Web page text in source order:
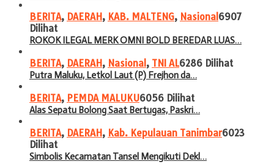
BERITA, DAERAH, KAB. MALTENG, Nasional 6907
Dilihat
ROKOK ILEGAL MERK OMNI BOLD BEREDAR LUAS…
BERITA, DAERAH, Nasional , TNI AL6286 Dilihat
Putra Maluku, Letkol Laut (P) Frejhon da…
BERITA, PEMDA MALUKU6056 Dilihat
Alas Sepatu Bolong Saat Bertugas, Paskri…
BERITA, DAERAH, Kab. Kepulauan Tanimbar6023
Dilihat
Simbolis Kecamatan Tansel Mengikuti Dekl…